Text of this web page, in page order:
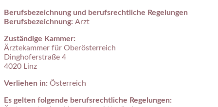
Berufsbezeichnung und berufsrechtliche Regelungen
Berufsbezeichnung: Arzt
Zuständige Kammer:
Ärztekammer für Oberösterreich
Dinghoferstraße 4
4020 Linz
Verliehen in: Österreich
Es gelten folgende berufsrechtliche Regelungen: